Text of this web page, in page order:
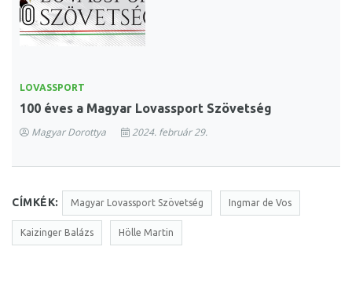
LOVASSPORT
100 éves a Magyar Lovassport Szövetség
Magyar Dorottya 2024. február 29.
CÍMKÉK: Magyar Lovassport Szövetség Ingmar de Vos
Kaizinger Balázs Hölle Martin